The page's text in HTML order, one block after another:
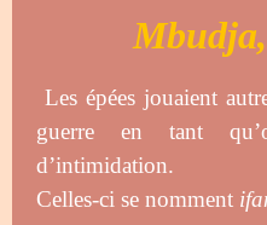
Les épées jouaient
guerre en tant
d’intimidation.
Celles-ci se nomment